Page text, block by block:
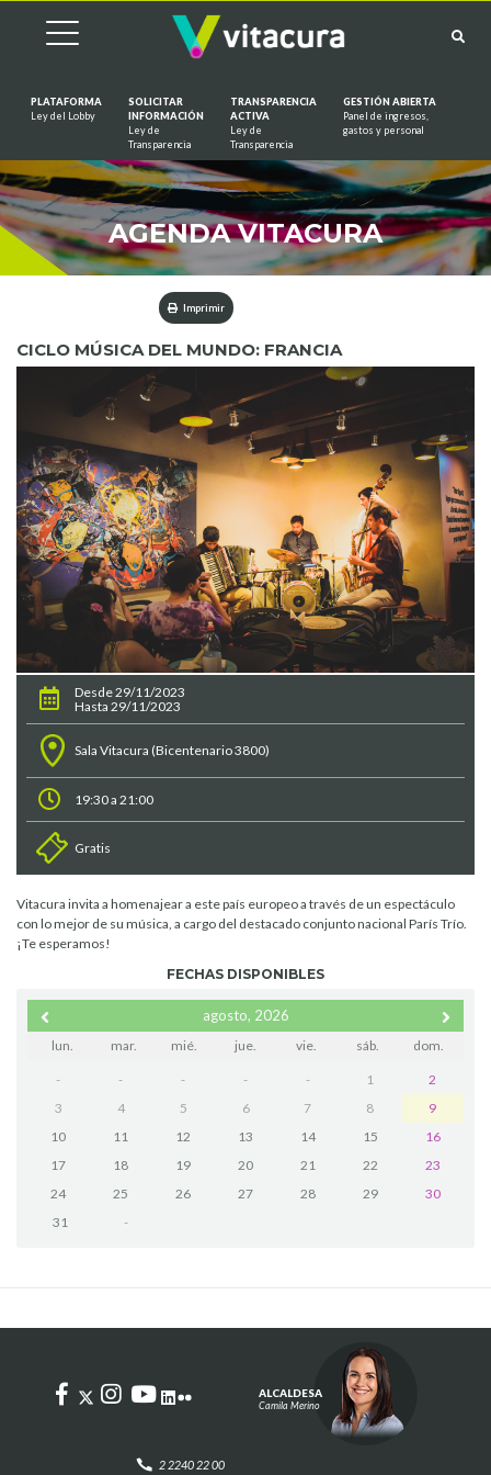
PLATAFORMA
Ley del Lobby
SOLICITAR
INFORMACIÓN
Ley de
Transparencia
TRANSPARENCIA
ACTIVA
Ley de
Transparencia
GESTIÓN ABIERTA
Panel de ingresos,
gastos y personal
AGENDA VITACURA
Imprimir
CICLO MÚSICA DEL MUNDO: FRANCIA
Desde 29/11/2023
Hasta 29/11/2023
Sala Vitacura (Bicentenario 3800)
19:30 a 21:00
Gratis
Vitacura invita a homenajear a este país europeo a través de un espectáculo
con lo mejor de su música, a cargo del destacado conjunto nacional París Trío.
¡Te esperamos!
FECHAS DISPONIBLES
agosto, 2026
lun. mar. mié. jue. vie. sáb. dom.
- - - - - 1
2
3
4 5 6 7 8
9
10
11 12 13 14 15
16
17
18 19 20 21 22
23
24
25 26 27 28 29
30
31
-
2 2240 22 00
ALCALDESA
Camila Merino